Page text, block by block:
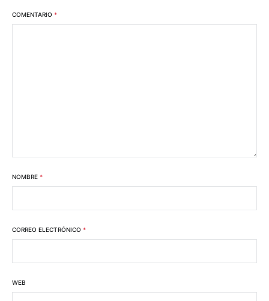
COMENTARIO *
NOMBRE *
CORREO ELECTRÓNICO *
WEB